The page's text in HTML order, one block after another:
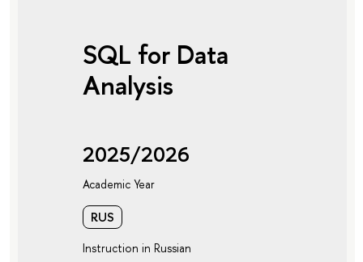
SQL for Data
Analysis
2025/2026
Academic Year
RUS
Instruction in Russian